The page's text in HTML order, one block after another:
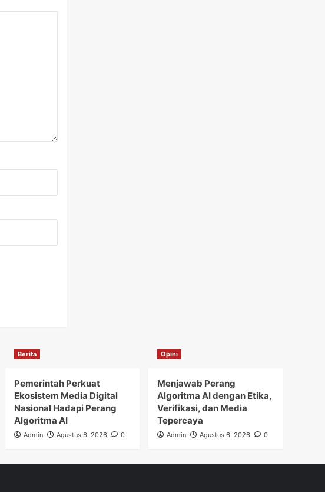
Berita
Pemerintah Perkuat
Ekosistem Media Digital
Nasional Hadapi Perang
Algoritma AI
Admin Agustus 6, 2026 0
Opini
Menjawab Perang
Algoritma AI dengan Etika,
Verifikasi, dan Media
Tepercaya
Admin Agustus 6, 2026 0